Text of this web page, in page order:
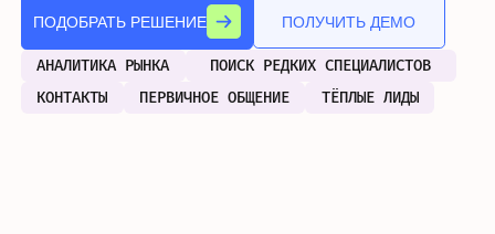
КОНТАКТЫ ПЕРВИЧНОЕ ОБЩЕНИЕ ТЁПЛЫЕ ЛИДЫ